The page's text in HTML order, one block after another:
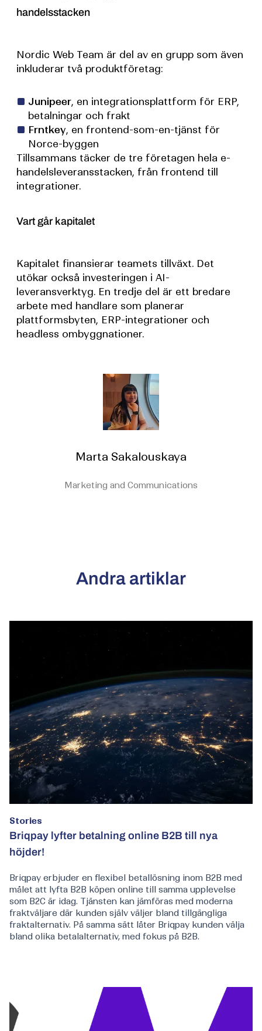
handelsstacken
Nordic Web Team är del av en grupp som även
inkluderar två produktföretag:
Junipeer, en integrationsplattform för ERP,
betalningar och frakt
Frntkey, en frontend-som-en-tjänst för
Norce-byggen
Tillsammans täcker de tre företagen hela e-
handelsleveransstacken, från frontend till
integrationer.
Vart går kapitalet
Kapitalet finansierar teamets tillväxt. Det
utökar också investeringen i AI-
leveransverktyg. En tredje del är ett bredare
arbete med handlare som planerar
plattformsbyten, ERP-integrationer och
headless ombyggnationer.
Marta Sakalouskaya
Marketing and Communications
Andra artiklar
Stories
Briqpay lyfter betalning online B2B till nya
höjder!
Briqpay erbjuder en flexibel betallösning inom B2B med
målet att lyfta B2B köpen online till samma upplevelse
som B2C är idag. Tjänsten kan jämföras med moderna
fraktväljare där kunden själv väljer bland tillgängliga
fraktalternativ. På samma sätt låter Briqpay kunden välja
bland olika betalalternativ, med fokus på B2B.